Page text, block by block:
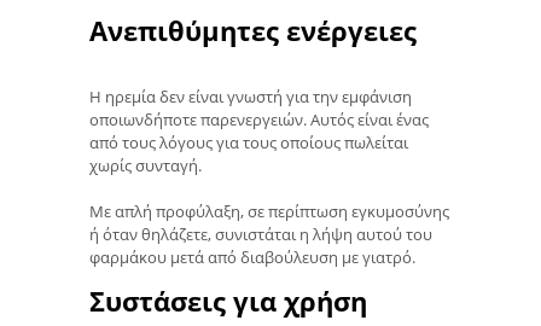
Ανεπιθύμητες ενέργειες
Η ηρεμία δεν είναι γνωστή για την εμφάνιση
οποιωνδήποτε παρενεργειών. Αυτός είναι ένας
από τους λόγους για τους οποίους πωλείται
χωρίς συνταγή.
Με απλή προφύλαξη, σε περίπτωση εγκυμοσύνης
ή όταν θηλάζετε, συνιστάται η λήψη αυτού του
φαρμάκου μετά από διαβούλευση με γιατρό.
Συστάσεις για χρήση